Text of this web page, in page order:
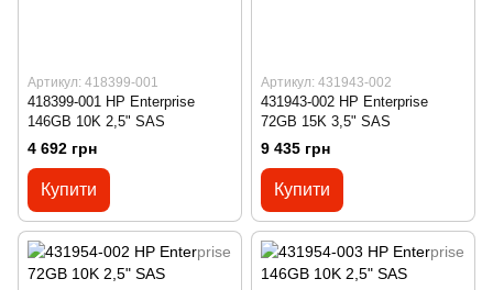
Артикул: 418399-001
418399-001 HP Enterprise
146GB 10K 2,5" SAS
4 692 грн
Купити
Артикул: 431943-002
431943-002 HP Enterprise
72GB 15K 3,5" SAS
9 435 грн
Купити